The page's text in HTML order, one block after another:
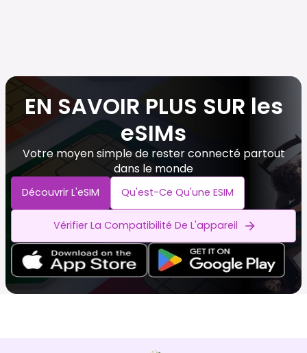
EN SAVOIR PLUS SUR les
eSIMs
Votre moyen simple de rester connecté partout
dans le monde
Découvrir L'eSIM Qu'est-Ce Qu'une ESIM
Vérifier La Compatibilité De L'appareil